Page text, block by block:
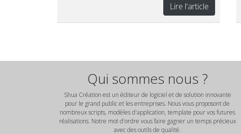
Lire l'article
Qui sommes nous ?
Shua Création est un éditeur de logiciel et de solution innovante
pour le grand public et les entreprises. Nous vous proposont de
nombreux scripts, modèles d'application, template pour vos futures
réalisations. Notre mot d'ordre vous faire gagner un temps précieux
avec des outils de qualité.